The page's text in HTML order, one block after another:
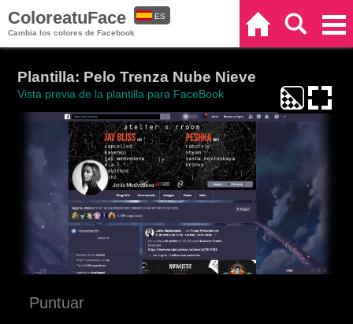
ColoreatuFace
Cambia los colores de Facebook
ES
Plantilla: Pelo Trenza Nube Nieve
Vista previa de la plantilla para FaceBook
Puntuar